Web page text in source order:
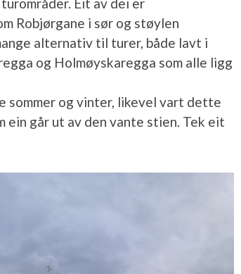
Eit av dei er
Robjørgane i sør og støylen
alternativ til turer, både lavt i
og Holmøyskaregga som alle ligg
sommer og vinter, likevel vart dette
går ut av den vante stien. Tek eit